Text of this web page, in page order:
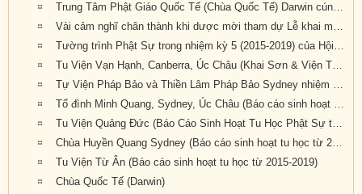
Trung Tâm Phật Giáo Quốc Tế (Chùa Quốc Tế) Darwin cúng dường Đại Hội Kỳ 6
Vài cảm nghĩ chân thành khi dược mời tham dự Lễ khai mạc Đại Hội Kỳ 6
Tường trình Phật Sự trong nhiệm kỳ 5 (2015-2019) của Hội Đồng Điều Hành (Văn Phòng Phó Tổng Thư Ký Giáo Hội, TK.Thích Nguyên Tạng báo cáo)
Tu Viện Vạn Hạnh, Canberra, Úc Châu (Khai Sơn & Viện Trưởng : HT Thích Quảng Ba, Báo cáo sinh hoạt tu học từ 2015-2019)
Tự Viện Pháp Bảo và Thiền Lâm Pháp Bảo Sydney nhiệm kỳ 2015 – 2019
Tổ đình Minh Quang, Sydney, Úc Châu (Báo cáo sinh hoạt tu học từ 2015-2019)
Tu Viện Quảng Đức (Báo Cáo Sinh Hoạt Tu Học Phật Sự từ 2015-2019)
Chùa Huyền Quang Sydney (Báo cáo sinh hoạt tu học từ 2015-2019)
Tu Viện Từ Ân (Báo cáo sinh hoạt tu học từ 2015-2019)
Chùa Quốc Tế (Darwin)